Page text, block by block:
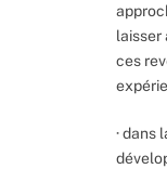
laisser
ces
· dans